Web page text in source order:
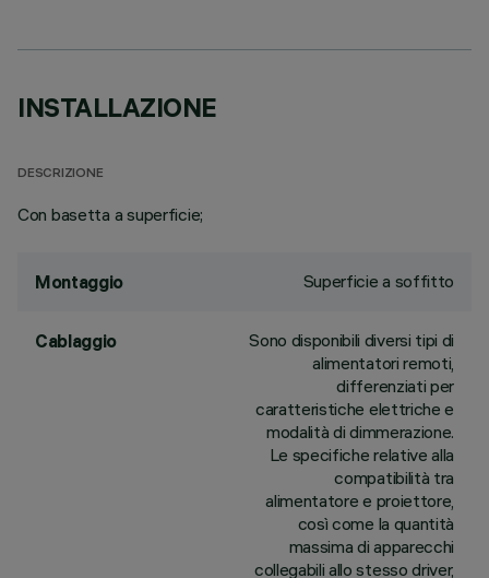
INSTALLAZIONE
DESCRIZIONE
Con basetta a superficie;
Montaggio Superficie a soffitto
Cablaggio
Sono disponibili diversi tipi di
alimentatori remoti,
differenziati per
caratteristiche elettriche e
modalità di dimmerazione.
Le specifiche relative alla
compatibilità tra
alimentatore e proiettore,
così come la quantità
massima di apparecchi
collegabili allo stesso driver,